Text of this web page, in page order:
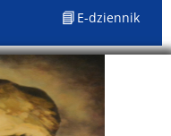
📘 E-dziennik